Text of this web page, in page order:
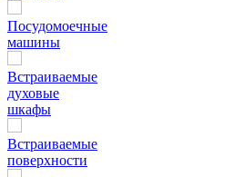
Посудомоечные
машины
Встраиваемые
духовые
шкафы
Встраиваемые
поверхности